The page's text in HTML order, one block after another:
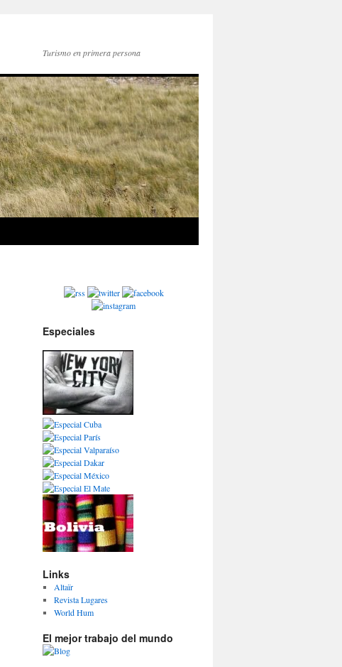
Turismo en primera persona
Especiales
Links
Altaïr
Revista Lugares
World Hum
El mejor trabajo del mundo